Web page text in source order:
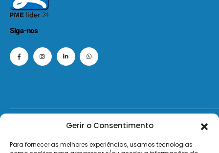
Gerir o Consentimento
Para fornecer as melhores experiências, usamos tecnologias
Siga-nos
© 2026 - ElectroMatos - Todos os direitos reservados.
Site by VC.